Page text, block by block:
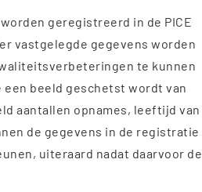
geregistreerd in de PICE
vastgelegde gegevens worden
te kunnen
beeld geschetst wordt van
aantallen opnames, leeftijd van
de gegevens in de registratie
uiteraard nadat daarvoor de